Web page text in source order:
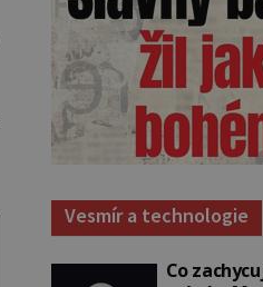
Vesmír a technologie
Co